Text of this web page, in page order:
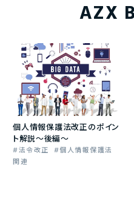
AZX
個人情報保護法改正のポイン
ト解説～後編～
法令改正
個人情報保護法
関連